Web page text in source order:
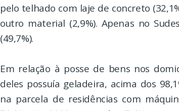
pelo telhado com laje de concreto
outro material (2,9%). Apenas no
(49,7%).
Em relação à posse de bens nos
deles possuía geladeira, acima dos
na parcela de residências com